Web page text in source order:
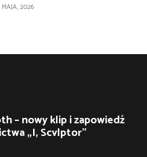
MAJA, 2026
– nowy klip i zapowiedź
„I, Scvlptor”